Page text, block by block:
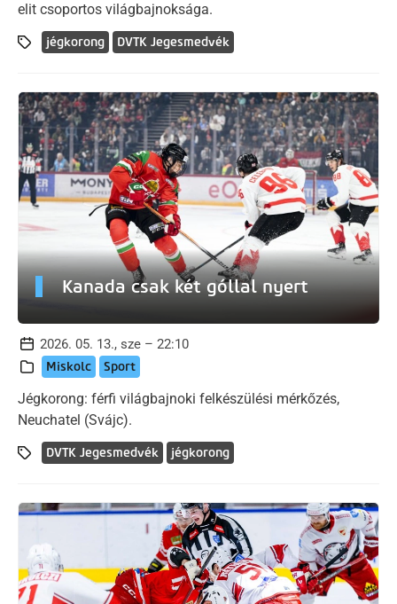
elit csoportos világbajnoksága.
jégkorong DVTK Jegesmedvék
Kanada csak két góllal nyert
2026. 05. 13., sze – 22:10
Miskolc Sport
Jégkorong: férfi világbajnoki felkészülési mérkőzés,
Neuchatel (Svájc).
DVTK Jegesmedvék jégkorong